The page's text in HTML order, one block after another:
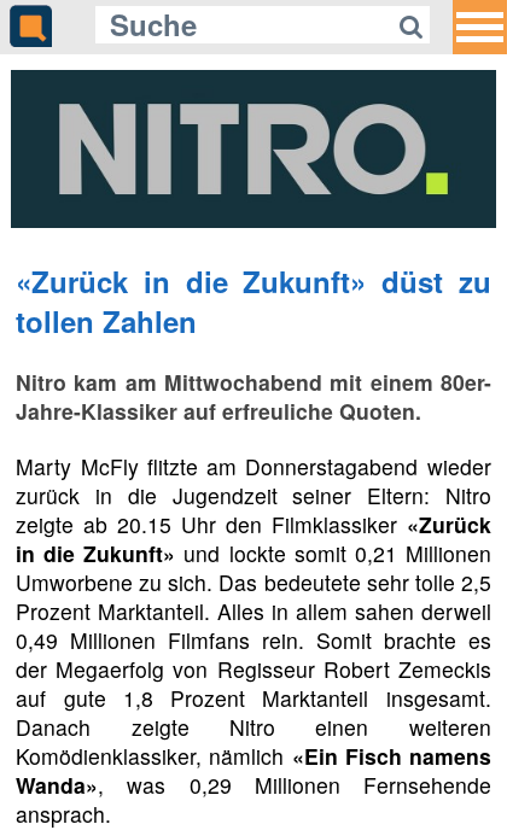
«Zurück in die Zukunft» düst zu
tollen Zahlen
Nitro kam am Mittwochabend mit einem 80er-
Jahre-Klassiker auf erfreuliche Quoten.
Marty McFly flitzte am Donnerstagabend wieder
zurück in die Jugendzeit seiner Eltern: Nitro
zeigte ab 20.15 Uhr den Filmklassiker «Zurück
in die Zukunft» und lockte somit 0,21 Millionen
Umworbene zu sich. Das bedeutete sehr tolle 2,5
Prozent Marktanteil. Alles in allem sahen derweil
0,49 Millionen Filmfans rein. Somit brachte es
der Megaerfolg von Regisseur Robert Zemeckis
auf gute 1,8 Prozent Marktanteil insgesamt.
Danach zeigte Nitro einen weiteren
Komödienklassiker, nämlich «Ein Fisch namens
Wanda», was 0,29 Millionen Fernsehende
ansprach.